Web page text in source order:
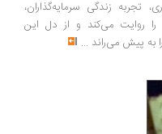
سرمایه‌گذاران،
می‌کند و از دل این
می‌راند ...